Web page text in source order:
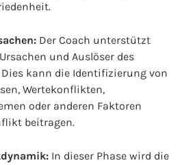
Der Coach unterstützt
und Auslöser des
kann die Identifizierung von
Wertekonflikten,
oder anderen Faktoren
beitragen.
In dieser Phase wird die